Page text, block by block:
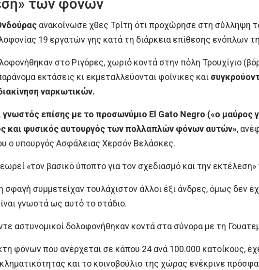
των φόνων
ανακοίνωσε χθες Τρίτη ότι προχώρησε στη σύλληψη
19 εργατών γης κατά τη διάρκεια επίθεσης ενόπλων
στο Ριγόρες, χωριό κοντά στην πόλη Τρουχίγιο
εκτάσεις κι εκμεταλλεύονται φοίνικες και
ναρκωτικών.
επίσης με το προσωνύμιο El Gato Negro («ο μαύρος
και φυσικός αυτουργός των πολλαπλών φόνων αυτών»,
ο υπουργός Ασφάλειας Χερσόν Βελάσκες.
«τον βασικό ύποπτο για τον σχεδιασμό και την
σφαγή συμμετείχαν τουλάχιστον άλλοι έξι άνδρες, όμως δεν
γνωστά ως αυτό το στάδιο.
αστυνομικοί δολοφονήθηκαν κοντά στα σύνορα με τη
φόνων που ανέρχεται σε κάπου 24 ανά 100.000 κατοίκους,
και το κοινοβούλιο της χώρας ενέκρινε